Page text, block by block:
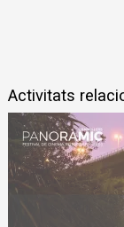
Activitats